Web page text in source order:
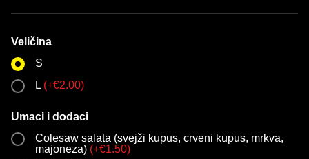
Veličina
S
L (+€2.00)
Umaci i dodaci
Colesaw salata (svejži kupus, crveni kupus, mrkva,
majoneza) (+€1.50)